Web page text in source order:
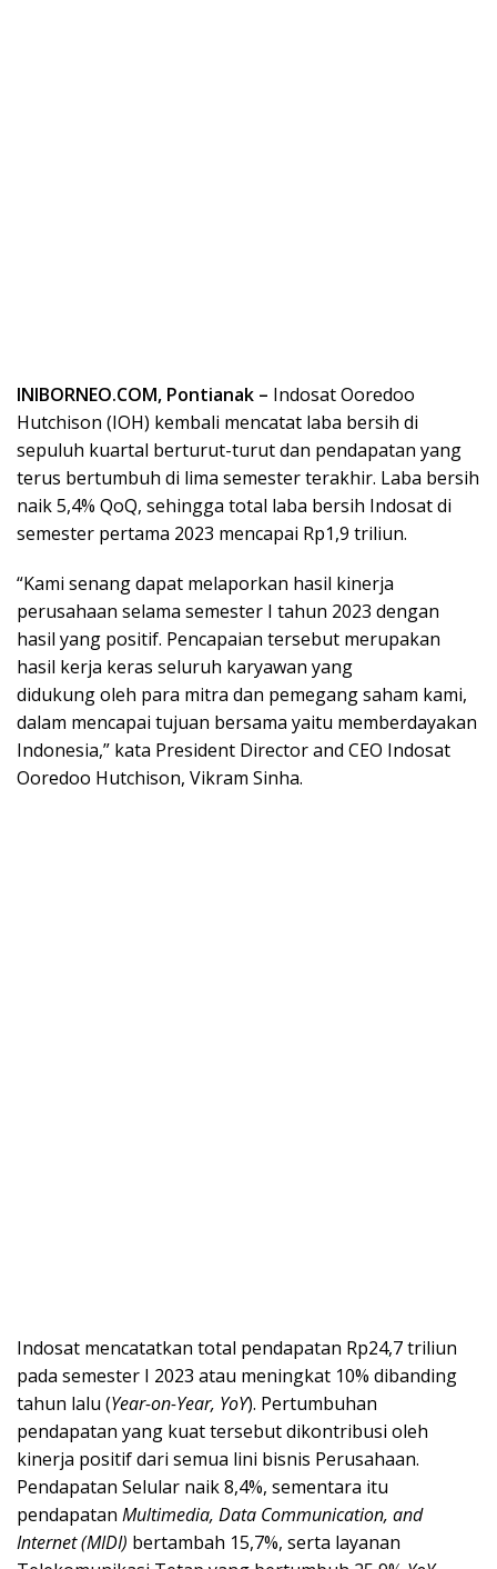
INIBORNEO.COM, Pontianak – Indosat Ooredoo
Hutchison (IOH) kembali mencatat laba bersih di
sepuluh kuartal berturut-turut dan pendapatan yang
terus bertumbuh di lima semester terakhir. Laba bersih
naik 5,4% QoQ, sehingga total laba bersih Indosat di
semester pertama 2023 mencapai Rp1,9 triliun.
“Kami senang dapat melaporkan hasil kinerja
perusahaan selama semester I tahun 2023 dengan
hasil yang positif. Pencapaian tersebut merupakan
hasil kerja keras seluruh karyawan yang
didukung oleh para mitra dan pemegang saham kami,
dalam mencapai tujuan bersama yaitu memberdayakan
Indonesia,” kata President Director and CEO Indosat
Ooredoo Hutchison, Vikram Sinha.
Indosat mencatatkan total pendapatan Rp24,7 triliun
pada semester I 2023 atau meningkat 10% dibanding
tahun lalu (Year-on-Year, YoY). Pertumbuhan
pendapatan yang kuat tersebut dikontribusi oleh
kinerja positif dari semua lini bisnis Perusahaan.
Pendapatan Selular naik 8,4%, sementara itu
pendapatan Multimedia, Data Communication, and
Internet (MIDI) bertambah 15,7%, serta layanan